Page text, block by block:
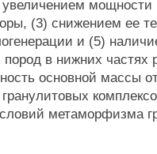
мощности
(3) снижением ее
и (5)
в нижних частях
основной массы
метаморфизма